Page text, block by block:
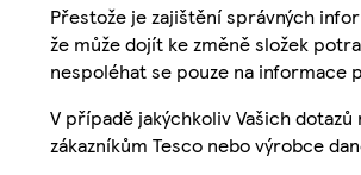
Přestože je zajištění správných
že může dojít ke změně složek
nespoléhat se pouze na
V případě jakýchkoliv Vašich
zákazníkům Tesco nebo výrobce